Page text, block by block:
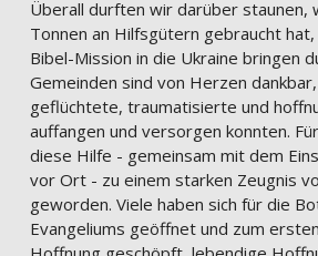
Überall durften wir darüber staunen,
Tonnen an Hilfsgütern gebraucht hat,
Bibel-Mission in die Ukraine bringen
Gemeinden sind von Herzen
geflüchtete, traumatisierte und
auffangen und versorgen konnten.
diese Hilfe - gemeinsam mit dem
vor Ort - zu einem starken Zeugnis
geworden. Viele haben sich für die
Evangeliums geöffnet und zum